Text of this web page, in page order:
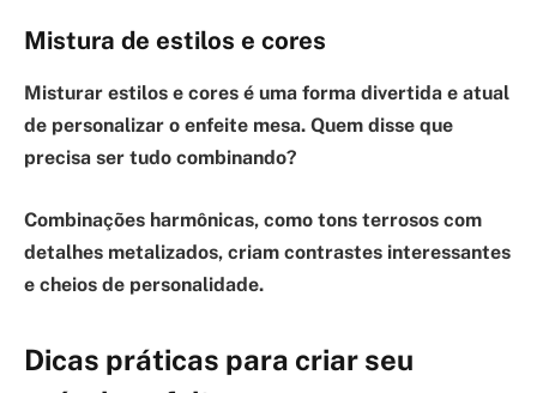
Mistura de estilos e cores
Misturar estilos e cores é uma forma divertida e atual
de personalizar o enfeite mesa. Quem disse que
precisa ser tudo combinando?
Combinações harmônicas, como tons terrosos com
detalhes metalizados, criam contrastes interessantes
e cheios de personalidade.
Dicas práticas para criar seu